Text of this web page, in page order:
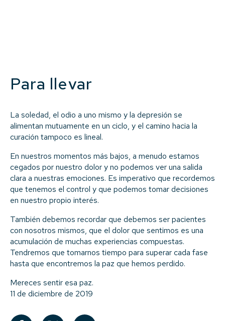
Para llevar
La soledad, el odio a uno mismo y la depresión se
alimentan mutuamente en un ciclo, y el camino hacia la
curación tampoco es lineal.
En nuestros momentos más bajos, a menudo estamos
cegados por nuestro dolor y no podemos ver una salida
clara a nuestras emociones. Es imperativo que recordemos
que tenemos el control y que podemos tomar decisiones
en nuestro propio interés.
También debemos recordar que debemos ser pacientes
con nosotros mismos, que el dolor que sentimos es una
acumulación de muchas experiencias compuestas.
Tendremos que tomarnos tiempo para superar cada fase
hasta que encontremos la paz que hemos perdido.
Mereces sentir esa paz.
11 de diciembre de 2019